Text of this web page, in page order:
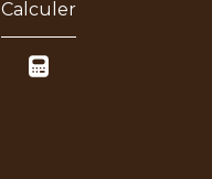
Calculer